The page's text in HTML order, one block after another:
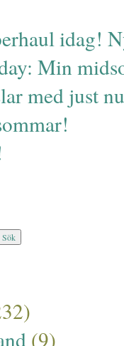
idag!
Min
med just
(9)